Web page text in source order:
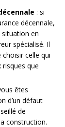
: si
décennale,
en
spécialisé. Il
celle qui
que
êtes
d’un défaut
de
construction.